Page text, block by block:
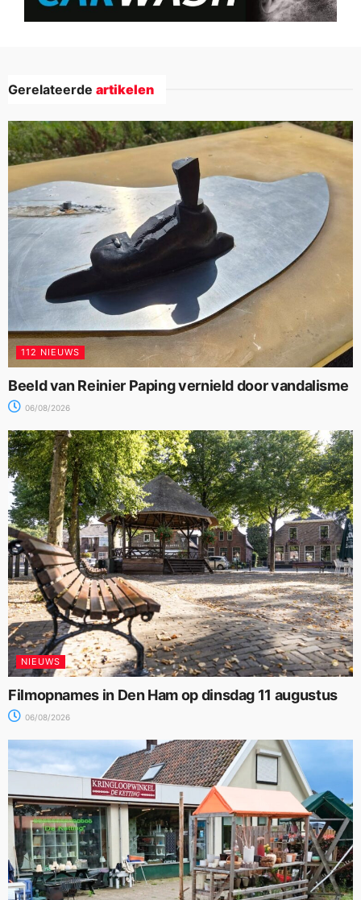
Gerelateerde artikelen
112 NIEUWS
Beeld van Reinier Paping vernield door vandalisme
06/08/2026
NIEUWS
Filmopnames in Den Ham op dinsdag 11 augustus
06/08/2026